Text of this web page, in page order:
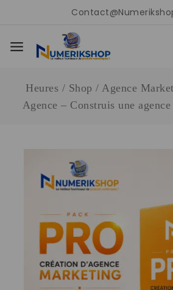
Heures / Shop / Agence
Agence – Construis une